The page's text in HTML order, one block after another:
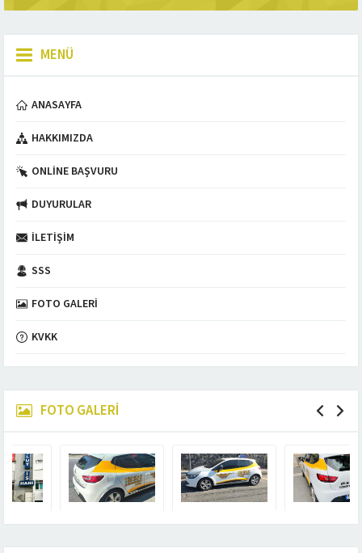
MENÜ
ANASAYFA
HAKKIMIZDA
ONLINE BAŞVURU
DUYURULAR
İLETIŞIM
SSS
FOTO GALERI
KVKK
FOTO GALERİ